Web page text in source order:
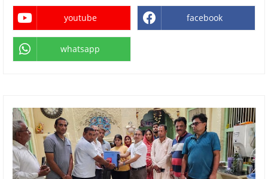
youtube facebook
whatsapp